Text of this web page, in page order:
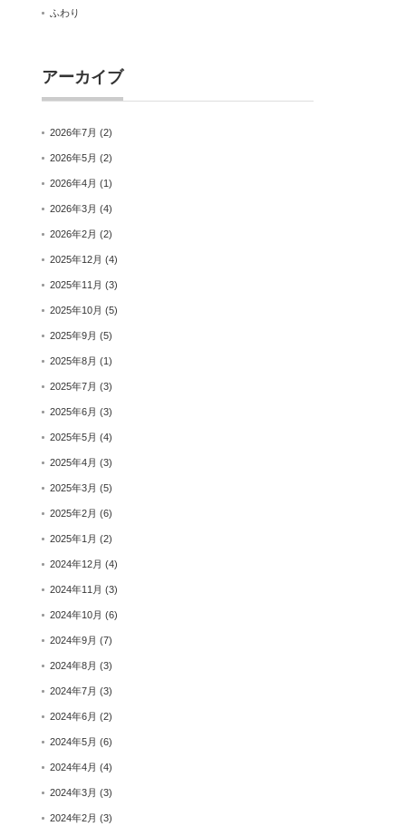
ふわり
アーカイブ
2026年7月 (2)
2026年5月 (2)
2026年4月 (1)
2026年3月 (4)
2026年2月 (2)
2025年12月 (4)
2025年11月 (3)
2025年10月 (5)
2025年9月 (5)
2025年8月 (1)
2025年7月 (3)
2025年6月 (3)
2025年5月 (4)
2025年4月 (3)
2025年3月 (5)
2025年2月 (6)
2025年1月 (2)
2024年12月 (4)
2024年11月 (3)
2024年10月 (6)
2024年9月 (7)
2024年8月 (3)
2024年7月 (3)
2024年6月 (2)
2024年5月 (6)
2024年4月 (4)
2024年3月 (3)
2024年2月 (3)